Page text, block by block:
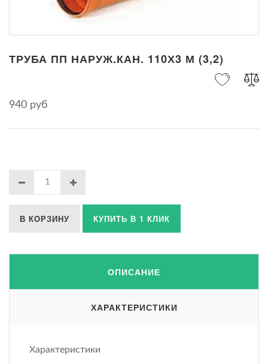
ТРУБА ПП НАРУЖ.КАН. 110Х3 М (3,2)
940 руб
В КОРЗИНУ КУПИТЬ В 1 КЛИК
ОПИСАНИЕ
ХАРАКТЕРИСТИКИ
Характеристики